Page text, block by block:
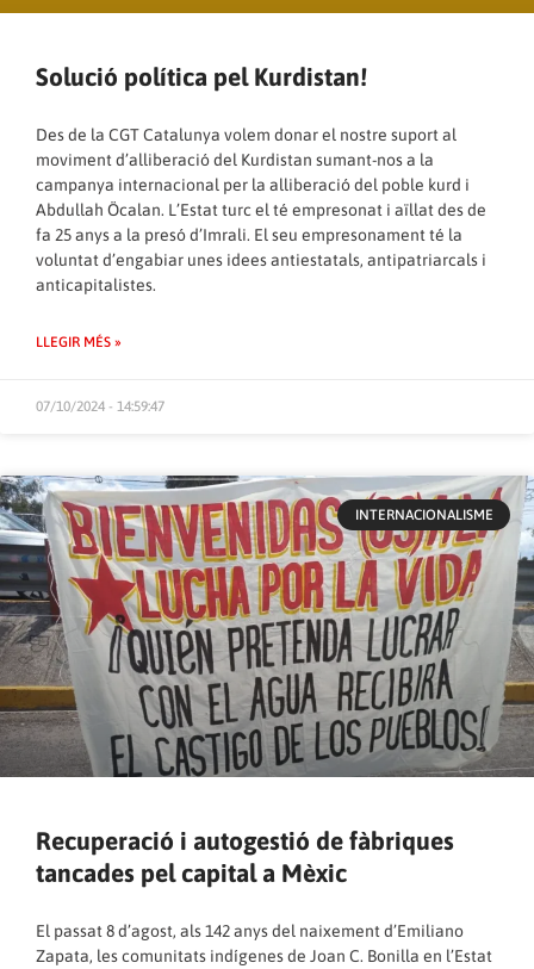
Solució política pel Kurdistan!
Des de la CGT Catalunya volem donar el nostre suport al
moviment d’alliberació del Kurdistan sumant-nos a la
campanya internacional per la alliberació del poble kurd i
Abdullah Öcalan. L’Estat turc el té empresonat i aïllat des de
fa 25 anys a la presó d’Imrali. El seu empresonament té la
voluntat d’engabiar unes idees antiestatals, antipatriarcals i
anticapitalistes.
LLEGIR MÉS »
07/10/2024 - 14:59:47
INTERNACIONALISME
Recuperació i autogestió de fàbriques
tancades pel capital a Mèxic
El passat 8 d’agost, als 142 anys del naixement d’Emiliano
Zapata, les comunitats indígenes de Joan C. Bonilla en l’Estat